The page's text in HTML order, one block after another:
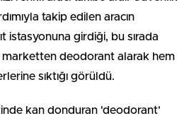
takip edilen aracın
istasyonuna girdiği, bu sırada
marketten deodorant alarak hem
sıktığı görüldü.